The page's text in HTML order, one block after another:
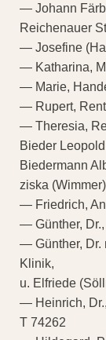
— Johann
Reichenauer
— Josefine
— Katharina,
— Marie,
— Rupert,
— Theresia,
Bieder
Biedermann
ziska
— Friedrich,
— Günther,
— Günther, Dr.
Klinik,
u. Elfriede
— Heinrich,
T 74262